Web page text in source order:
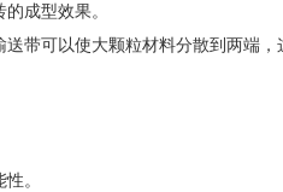
成型效果。
带可以使大颗粒材料分散到两端
。